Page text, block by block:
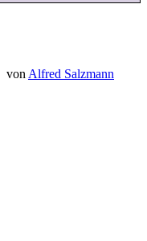
von Alfred Salzmann